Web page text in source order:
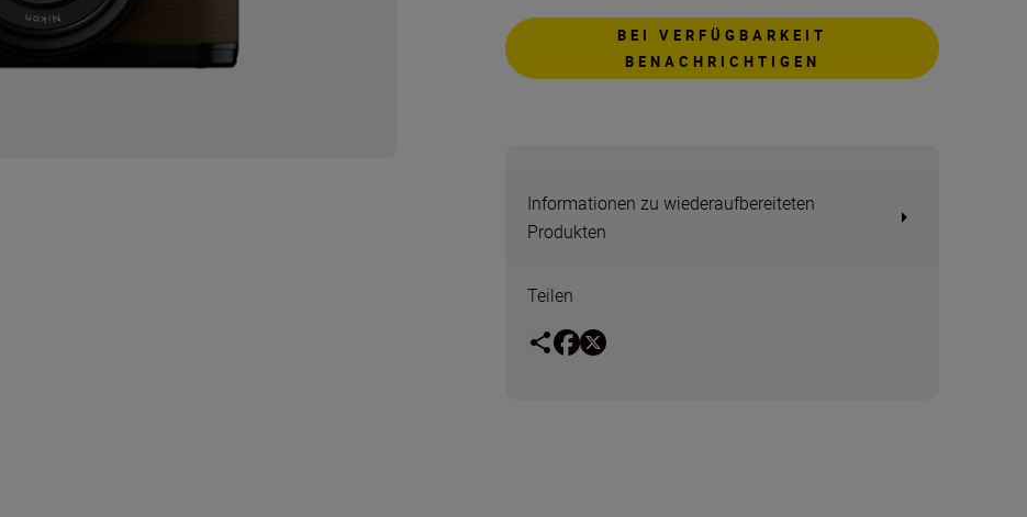
BEI VERFÜGBARKEIT
BENACHRICHTIGEN
Informationen zu wiederaufbereiteten
Produkten
Teilen